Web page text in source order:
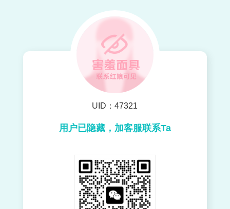
UID：47321
用户已隐藏，加客服联系Ta